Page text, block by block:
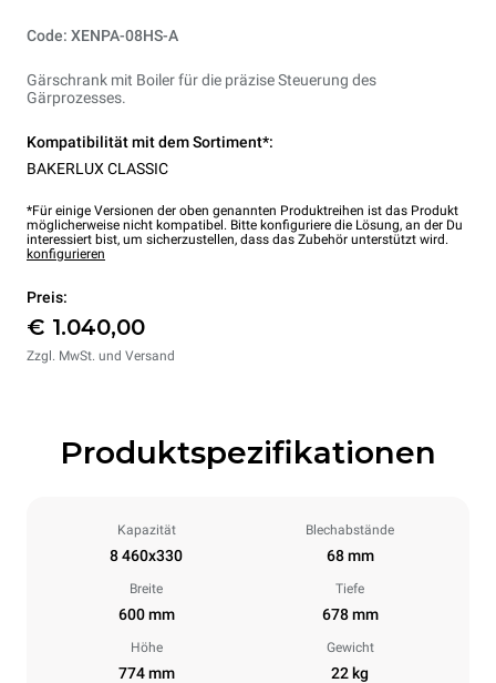
Code: XENPA-08HS-A
Gärschrank mit Boiler für die präzise Steuerung des
Gärprozesses.
Kompatibilität mit dem Sortiment*:
BAKERLUX CLASSIC
*Für einige Versionen der oben genannten Produktreihen ist das Produkt
möglicherweise nicht kompatibel. Bitte konfiguriere die Lösung, an der Du
interessiert bist, um sicherzustellen, dass das Zubehör unterstützt wird.
konfigurieren
Preis:
€ 1.040,00
Zzgl. MwSt. und Versand
Produktspezifikationen
Kapazität
8 460x330
Blechabstände
68 mm
Breite
600 mm
Tiefe
678 mm
Höhe
774 mm
Gewicht
22 kg